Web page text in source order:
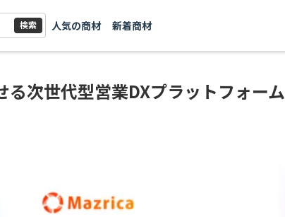
次世代型営業DXプラットフォーム
検索 人気の商材 新着商材